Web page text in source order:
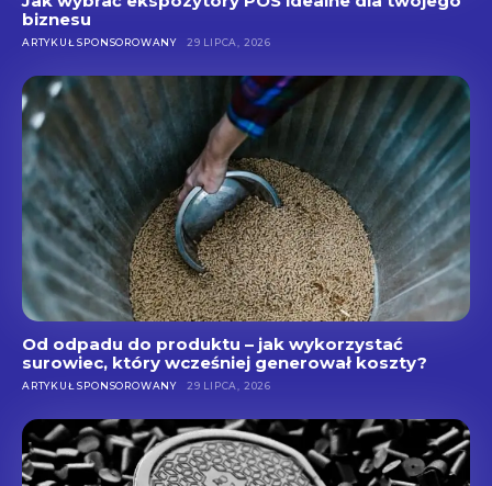
biznesu
ARTYKUŁ SPONSOROWANY 29 LIPCA, 2026
Od odpadu do produktu – jak wykorzystać
surowiec, który wcześniej generował koszty?
ARTYKUŁ SPONSOROWANY 29 LIPCA, 2026